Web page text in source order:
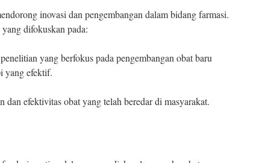
inovasi dan pengembangan dalam bidang farmasi.
difokuskan pada:
yang berfokus pada pengembangan obat baru
yang efektif.
dan efektivitas obat yang telah beredar di masyarakat.